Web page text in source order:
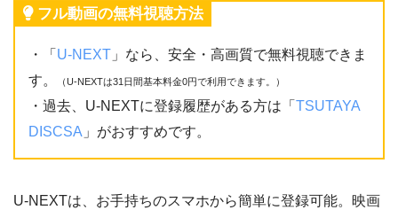
フル動画の無料視聴方法
・「 U-NEXT 」なら、安全・高画質で無料視聴できま
す。
（U-NEXTは31日間基本料金0円で利用できます。）
・過去、U-NEXTに登録履歴がある方は「 TSUTAYA
DISCSA 」がおすすめです。
U-NEXTは、お手持ちのスマホから簡単に登録可能。映画